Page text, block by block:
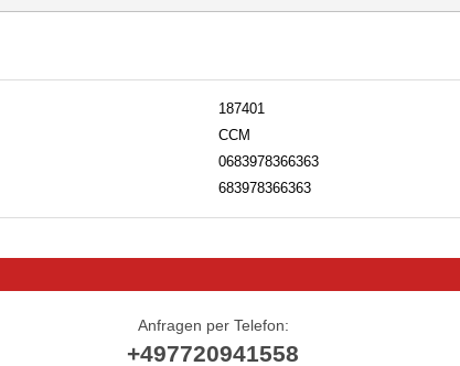
187401
CCM
0683978366363
683978366363
Anfragen per Telefon:
+497720941558